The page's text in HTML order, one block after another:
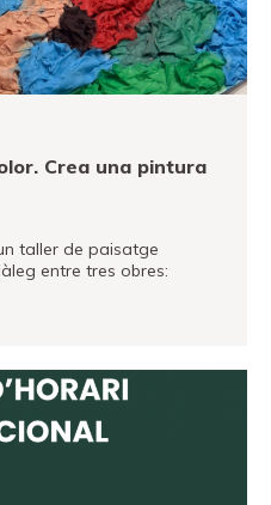
Crea una pintura
taller de paisatge
entre tres obres: